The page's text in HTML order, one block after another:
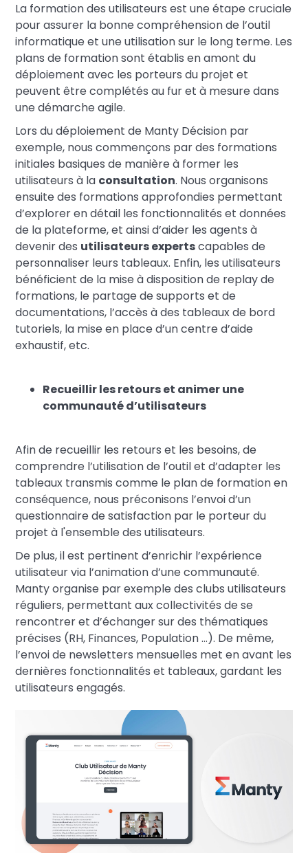
La formation des utilisateurs est une étape cruciale
pour assurer la bonne compréhension de l’outil
informatique et une utilisation sur le long terme. Les
plans de formation sont établis en amont du
déploiement avec les porteurs du projet et
peuvent être complétés au fur et à mesure dans
une démarche agile.
Lors du déploiement de Manty Décision par
exemple, nous commençons par des formations
initiales basiques de manière à former les
utilisateurs à la consultation. Nous organisons
ensuite des formations approfondies permettant
d’explorer en détail les fonctionnalités et données
de la plateforme, et ainsi d’aider les agents à
devenir des utilisateurs expertscapables de
personnaliser leurs tableaux. Enfin, les utilisateurs
bénéficient de la mise à disposition de replay de
formations, le partage de supports et de
documentations, l’accès à des tableaux de bord
tutoriels, la mise en place d’un centre d’aide
exhaustif, etc.
Recueillir les retours et animer une
communauté d’utilisateurs
Afin de recueillir les retours et les besoins, de
comprendre l’utilisation de l’outil et d’adapter les
tableaux transmis comme le plan de formation en
conséquence, nous préconisons l’envoi d’un
questionnaire de satisfaction par le porteur du
projet à l'ensemble des utilisateurs.
De plus, il est pertinent d’enrichir l’expérience
utilisateur via l’animation d’une communauté.
Manty organise par exemple des clubs utilisateurs
réguliers, permettant aux collectivités de se
rencontrer et d’échanger sur des thématiques
précises (RH, Finances, Population …). De même,
l’envoi de newsletters mensuelles met en avant les
dernières fonctionnalités et tableaux, gardant les
utilisateurs engagés.